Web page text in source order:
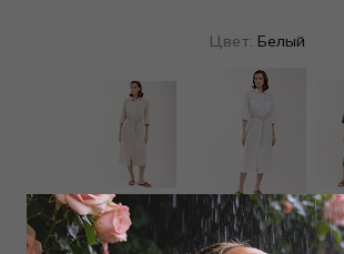
Цвет: Белый